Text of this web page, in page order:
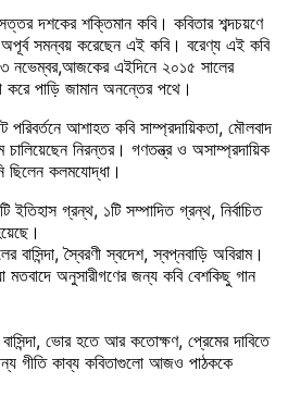
দশকের শক্তিমান কবি। কবিতার শব্দচয়ণে
অপূর্ব সমন্বয় করেছেন এই কবি। বরেণ্য এই কবি
২৩ নভেম্বর,আজকের এইদিনে ২০১৫ সালের
করে পাড়ি জামান অনন্তের পথে।
পরিবর্তনে আশাহত কবি সাম্প্রদায়িকতা, মৌলবাদ
চালিয়েছেন নিরন্তর। গণতন্ত্র ও অসাম্প্রদায়িক
ছিলেন কলমযোদ্ধা।
ইতিহাস গ্রন্থ, ১টি সম্পাদিত গ্রন্থ, নির্বাচিত
স্বৈরণী স্বদেশ, স্বপ্নবাড়ি অবিরাম।
মতবাদে অনুসারীগণের জন্য কবি বেশকিছু গান
ভোর হতে আর কতোক্ষণ, প্রেমের দাবিতে
গীতি কাব্য কবিতাগুলো আজও পাঠককে